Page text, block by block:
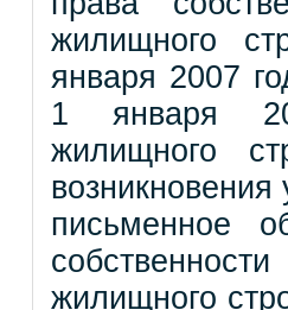
жилищного
января 2007
1 января
жилищного
возникновения
письменное
жилищного